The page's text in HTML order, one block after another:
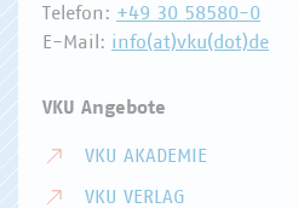
Telefon: +49 30 58580-0
E-Mail: info(at)vku(dot)de
VKU Angebote
VKU AKADEMIE
VKU VERLAG